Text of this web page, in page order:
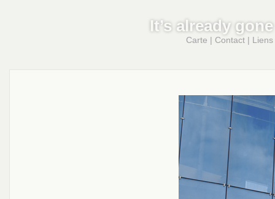
It’s already gone
Carte | Contact | Liens